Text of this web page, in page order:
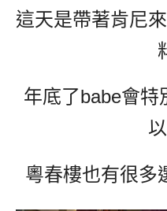
這天是帶著肯尼
年底了babe會特
粵春樓也有很多